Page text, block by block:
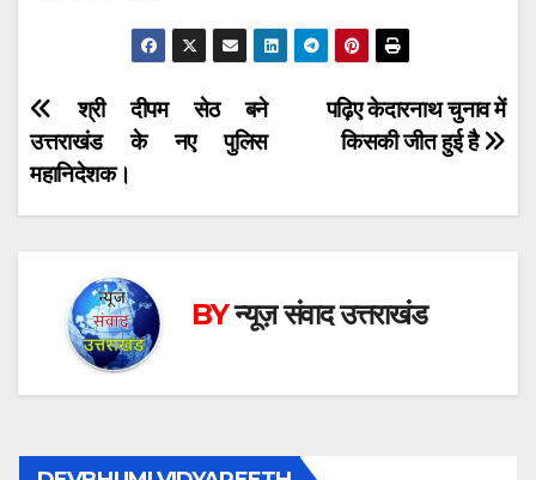
Post
navigation
पढ़िए केदारनाथ चुनाव में
किसकी जीत हुई है
श्री दीपम सेठ बने
उत्तराखंड के नए पुलिस
महानिदेशक।
BYन्यूज़ संवाद उत्तराखंड